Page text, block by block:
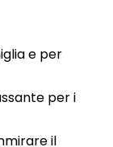
e per
per i
il